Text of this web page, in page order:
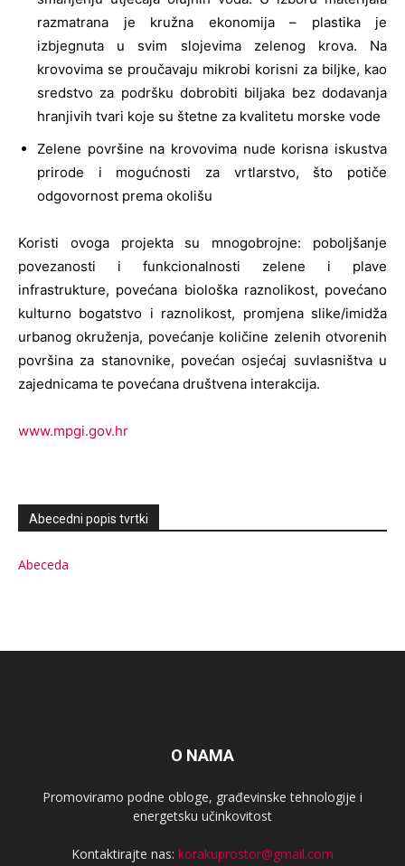
razmatrana je kružna ekonomija – plastika je
izbjegnuta u svim slojevima zelenog krova. Na
krovovima se proučavaju mikrobi korisni za biljke, kao
sredstvo za podršku dobrobiti biljaka bez dodavanja
hranjivih tvari koje su štetne za kvalitetu morske vode
Zelene površine na krovovima nude korisna iskustva
prirode i mogućnosti za vrtlarstvo, što potiče
odgovornost prema okolišu
Koristi ovoga projekta su mnogobrojne: poboljšanje
povezanosti i funkcionalnosti zelene i plave
infrastrukture, povećana biološka raznolikost, povećano
kulturno bogatstvo i raznolikost, promjena slike/imidža
urbanog okruženja, povećanje količine zelenih otvorenih
površina za stanovnike, povećan osjećaj suvlasništva u
zajednicama te povećana društvena interakcija.
www.mpgi.gov.hr
Abecedni popis tvrtki
Abeceda
O NAMA
Promoviramo podne obloge, građevinske tehnologije i
energetsku učinkovitost
Kontaktirajte nas: korakuprostor@gmail.com